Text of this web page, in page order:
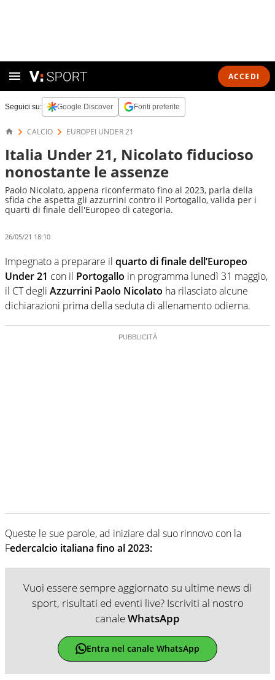
ACCEDI
Seguici su: Google Discover Fonti preferite
CALCIO EUROPEI UNDER 21
Italia Under 21, Nicolato fiducioso
nonostante le assenze
Paolo Nicolato, appena riconfermato fino al 2023, parla della
sfida che aspetta gli azzurrini contro il Portogallo, valida per i
quarti di finale dell'Europeo di categoria.
26/05/21 18:10
Impegnato a preparare il quarto di finale dell’Europeo
Under 21 con il Portogallo in programma lunedì 31 maggio,
il CT degli Azzurrini Paolo Nicolato ha rilasciato alcune
dichiarazioni prima della seduta di allenamento odierna.
Queste le sue parole, ad iniziare dal suo rinnovo con la
Federcalcio italiana fino al 2023:
Vuoi essere sempre aggiornato su ultime news di
sport, risultati ed eventi live? Iscriviti al nostro
canaleWhatsApp
Entra nel canale WhatsApp